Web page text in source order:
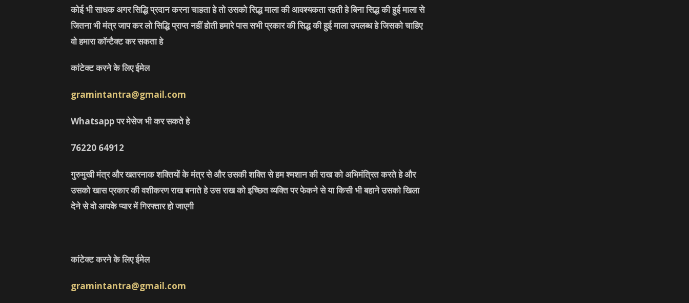
कोई भी साधक अगर सिद्धि प्रदान करना चाहता हे तो उसको सिद्ध माला की आवश्यकता रहती हे बिना सिद्ध की हुई माला से
जितना भी मंत्र जाप कर लो सिद्धि प्राप्त नहीं होती हमारे पास सभी प्रकार की सिद्ध की हुई माला उपलब्ध हे जिसको चाहिए
वो हमारा कॉन्टैक्ट कर सकता हे
कांटेक्ट करने के लिए ईमेल
gramintantra@gmail.com
Whatsapp पर मेसेज भी कर सकते हे
76220 64912
गुरुमुखी मंत्र और खतरनाक शक्तियों के मंत्र से और उसकी शक्ति से हम श्मशान की राख को अभिमंत्रित करते हे और
उसको खास प्रकार की वशीकरण राख बनाते हे उस राख को इच्छित व्यक्ति पर फेकने से या किसी भी बहाने उसको खिला
देने से वो आपके प्यार में गिरफ्तार हो जाएगी
कांटेक्ट करने के लिए ईमेल
gramintantra@gmail.com